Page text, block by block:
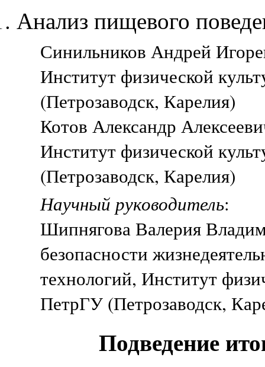
Анализ пищевого
Синильников Андрей
Институт физической
(Петрозаводск, Карелия)
Котов Александр
Институт физической
(Петрозаводск, Карелия)
Научный руководитель:
Шипнягова Валерия
безопасности
технологий, Институт
ПетрГУ (Петрозаводск,
Подведение